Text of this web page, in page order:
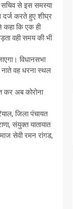
सचिव से इस समस्या
दर्ज करते हुए शीघ्र
कहा कि एक ही
वही समय की भी
विधानसभा
नाते वह धरना स्थल
कर अब कोरोना
जिला पंचायत
संयुक्त यातायात
सेवी रमन रांगड,